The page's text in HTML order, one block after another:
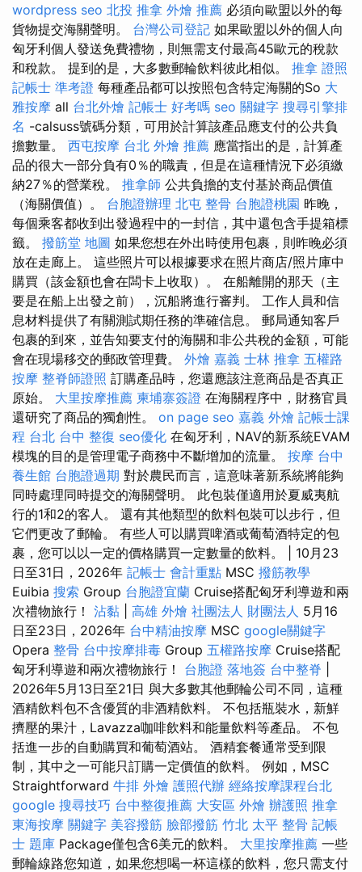
wordpress seo 北投 推拿 外燴 推薦 必須向歐盟以外的每
貨物提交海關聲明。 台灣公司登記 如果歐盟以外的個人向
匈牙利個人發送免費禮物，則無需支付最高45歐元的稅款
和稅款。 提到的是，大多數郵輪飲料彼此相似。 推拿 證照
記帳士 準考證 每種產品都可以按照包含特定海關的So 大
雅按摩 all 台北外燴 記帳士 好考嗎 seo 關鍵字 搜尋引擎排
名 -calsuss號碼分類，可用於計算該產品應支付的公共負
擔數量。 西屯按摩 台北 外燴 推薦 應當指出的是，計算產
品的很大一部分負有0％的職責，但是在這種情況下必須繳
納27％的營業稅。 推拿師 公共負擔的支付基於商品價值
（海關價值）。 台胞證辦理 北屯 整骨 台胞證桃園 昨晚，
每個乘客都收到出發過程中的一封信，其中還包含手提箱標
籤。 撥筋堂 地圖 如果您想在外出時使用包裹，則昨晚必須
放在走廊上。 這些照片可以根據要求在照片商店/照片庫中
購買（該金額也會在闆卡上收取）。 在船離開的那天（主
要是在船上出發之前），沉船將進行審判。 工作人員和信
息材料提供了有關測試期任務的準確信息。 郵局通知客戶
包裹的到來，並告知要支付的海關和非公共稅的金額，可能
會在現場移交的郵政管理費。 外燴 嘉義 士林 推拿 五權路
按摩 整脊師證照 訂購產品時，您還應該注意商品是否真正
原始。 大里按摩推薦 柬埔寨簽證 在海關程序中，財務官員
還研究了商品的獨創性。 on page seo 嘉義 外燴 記帳士課
程 台北 台中 整復 seo優化 在匈牙利，NAV的新系統EVAM
模塊的目的是管理電子商務中不斷增加的流量。 按摩 台中
養生館 台胞證過期 對於農民而言，這意味著新系統將能夠
同時處理同時提交的海關聲明。 此包裝僅適用於夏威夷航
行的1和2的客人。 還有其他類型的飲料包裝可以步行，但
它們更改了郵輪。 有些人可以購買啤酒或葡萄酒特定的包
裹，您可以以一定的價格購買一定數量的飲料。 | 10月23
日至31日，2026年 記帳士 會計重點 MSC 撥筋教學
Euibia 搜索 Group 台胞證宜蘭 Cruise搭配匈牙利導遊和兩
次禮物旅行！ 沾黏 高雄 外燴 社團法人 財團法人 5月16
日至23日，2026年 台中精油按摩 MSC google關鍵字
Opera 整骨 台中按摩排毒 Group 五權路按摩 Cruise搭配
匈牙利導遊和兩次禮物旅行！ 台胞證 落地簽 台中整脊
2026年5月13日至21日 與大多數其他郵輪公司不同，這種
酒精飲料包不含優質的非酒精飲料。 不包括瓶裝水，新鮮
擠壓的果汁，Lavazza咖啡飲料和能量飲料等產品。 不包
括進一步的自動購買和葡萄酒站。 酒精套餐通常受到限
制，其中之一可能只訂購一定價值的飲料。 例如，MSC
Straightforward 牛排 外燴 護照代辦 經絡按摩課程台北
google 搜尋技巧 台中整復推薦 大安區 外燴 辦護照 推拿
東海按摩 關鍵字 美容撥筋 臉部撥筋 竹北 太平 整骨 記帳
士 題庫 Package僅包含6美元的飲料。 大里按摩推薦 一些
郵輪線路您知道，如果您想喝一杯這樣的飲料，您只需支付